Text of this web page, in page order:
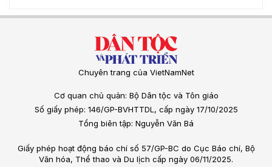
Chuyên trang của VietNamNet
Cơ quan chủ quản: Bộ Dân tộc và Tôn giáo
Số giấy phép: 146/GP-BVHTTDL, cấp ngày 17/10/2025
Tổng biên tập: Nguyễn Văn Bá
Giấy phép hoạt động báo chí số 57/GP-BC do Cục Báo chí, Bộ
Văn hóa, Thể thao và Du lịch cấp ngày 06/11/2025.